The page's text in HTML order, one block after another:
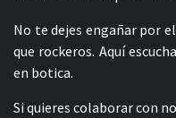
No te dejes engañar por
que rockeros. Aquí
en botica.
Si quieres colaborar con